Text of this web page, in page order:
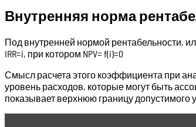
Внутренняя норма
Под внутренней нормой рентабельности,
IRR=i, при котором NPV= f(i)=0
Смысл расчета этого коэффициента при
уровень расходов, которые могут быть
показывает верхнюю границу допустимого